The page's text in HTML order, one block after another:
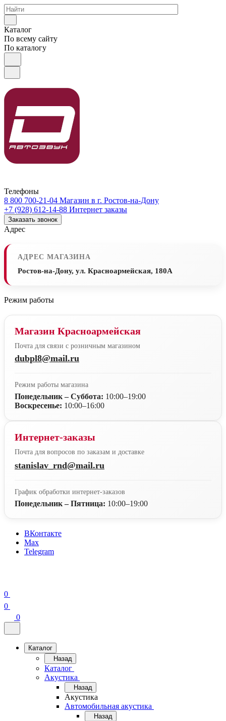
Каталог
По всему сайту
По каталогу
Телефоны
8 800 700-21-04 Магазин в г. Ростов-на-Дону
+7 (928) 612-14-88 Интернет заказы
Заказать звонок
Адрес
АДРЕС МАГАЗИНА
Ростов-на-Дону, ул. Красноармейская, 180А
Режим работы
Магазин Красноармейская
Почта для связи с розничным магазином
dubpl8@mail.ru
Режим работы магазина
Понедельник – Суббота: 10:00–19:00
Воскресенье: 10:00–16:00
Интернет-заказы
Почта для вопросов по заказам и доставке
stanislav_rnd@mail.ru
График обработки интернет-заказов
Понедельник – Пятница: 10:00–19:00
ВКонтакте
Max
Telegram
0
0
0
Каталог
Назад
Каталог
Акустика
Назад
Акустика
Автомобильная акустика
Назад